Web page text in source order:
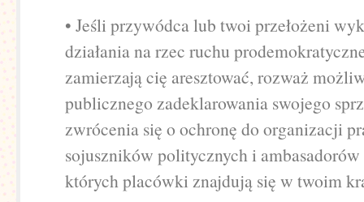
• Jeśli przywódca lub twoi przełożeni
działania na rzec ruchu
zamierzają cię aresztować, rozważ
publicznego zadeklarowania swojego
zwrócenia się o ochronę do organizacji
sojuszników politycznych i
których placówki znajdują się w twoim